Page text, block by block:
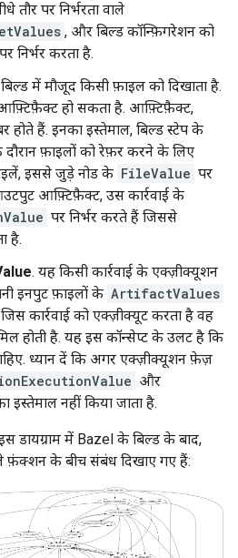
तौर पर निर्भरता वाले
, और बिल्ड कॉन्फ़िगरेशन को
निर्भर करता है.
में मौजूद किसी फ़ाइल को दिखाता है.
हो सकता है. आफ़्टिफ़ैक्ट,
होते हैं. इनका इस्तेमाल, बिल्ड स्टेप के
फ़ाइलों को रेफ़र करने के लिए
इससे जुड़े नोड के FileValue पर
आफ़्टिफ़ैक्ट, उस कार्रवाई के
पर निर्भर करते हैं जिससे
है.
. यह किसी कार्रवाई के एक्ज़ीक्यूशन
इनपुट फ़ाइलों के ArtifactValues
कार्रवाई को एक्ज़ीक्यूट करता है वह
होती है. यह इस कॉन्सेप्ट के उलट है कि
ध्यान दें कि अगर एक्ज़ीक्यूशन फ़ेज़
और
इस्तेमाल नहीं किया जाता है.
डायग्राम में Bazel के बिल्ड के बाद,
फ़ंक्शन के बीच संबंध दिखाए गए हैं: